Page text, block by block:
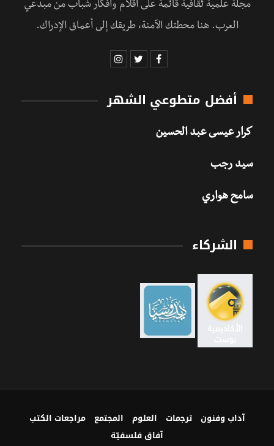
مجلة علمية ثقافية قائمة على أقلام وأفكار شباب من مبدعي
العرب. هنا محطتك الآمنة، طريقك إلى أعماق الإدراك.
أفضل متطوعي الشهر
كرار عيسى عبد الحسين
سيد رجب
سامح هواري
الشركاء
آداب وفنون ترجمات العلوم المجتمع
مراجعات الكتب
آفاق فلسفيّة‎